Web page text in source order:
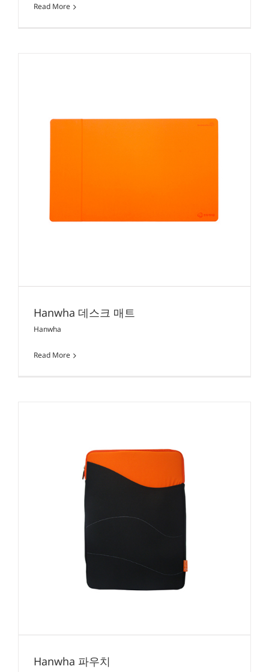
Read More
Hanwha 데스크 매트
Hanwha
Read More
Hanwha 파우치